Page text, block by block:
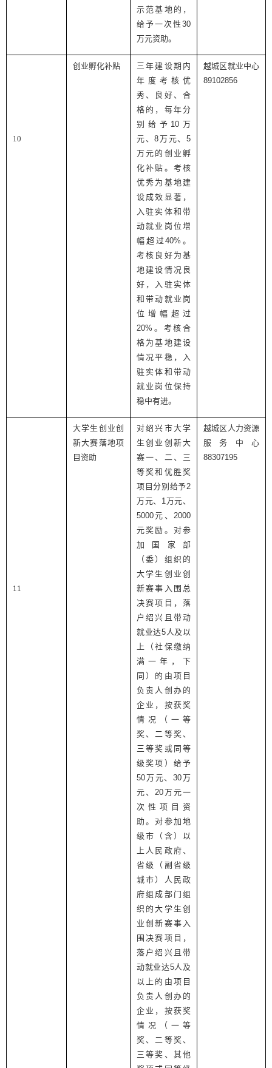
示范基地的，
给予一次性 30
万元资助。
10
创业孵化补贴
三年建设期内
年度考核优
秀、良好、合
格的，每年分
别给予 10 万
元、8万元、5
万元的创业孵
化补贴。考核
优秀为基地建
设成效显著，
入驻实体和带
动就业岗位增
幅超过40% 。
考核良好为基
地建设情况良
好，入驻实体
和带动就业岗
位增幅超过
20% 。考核合
格为基地建设
情况平稳，入
驻实体和带动
就业岗位保持
稳中有进。
越城区就业中心
89102856
11
大学生创业创
新大赛落地项
目资助
对绍兴市大学
生创业创新大
赛一、二、三
等奖和优胜奖
项目分别给予2
万元、 1万元、
5000元、 2000
元奖励。对参
加国家部
（委）组织的
大学生创业创
新赛事入围总
决赛项目，落
户绍兴且带动
就业达5人及以
上（社保缴纳
满一年，下
同）的由项目
负责人创办的
企业，按获奖
情况（一等
奖、二等奖、
三等奖或同等
级奖项）给予
50万元、30万
元、 20万元一
次性项目资
助。对参加地
级市（含）以
上人民政府、
省级（副省级
城市）人民政
府组成部门组
织的大学生创
业创新赛事入
围决赛项目，
落户绍兴且带
动就业达5人及
以上的由项目
负责人创办的
企业，按获奖
情况（一等
奖、二等奖、
三等奖、其他
越城区人力资源
服务中心
88307195